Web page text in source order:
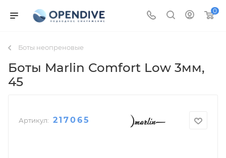
0
Боты неопреновые
Боты Marlin Comfort Low 3мм,
45
Артикул: 217065